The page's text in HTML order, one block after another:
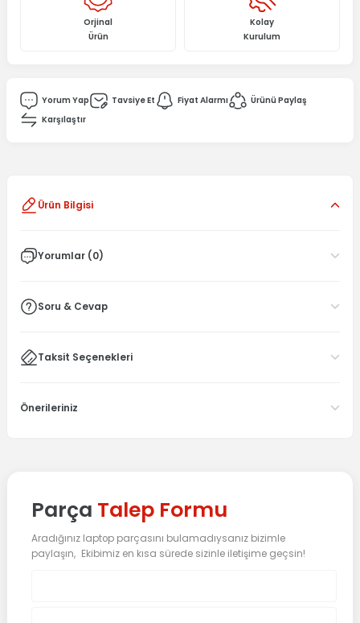
Orjinal
Ürün
Kolay
Kurulum
Yorum Yap Tavsiye Et Fiyat Alarmı
Ürünü Paylaş
Karşılaştır
Ürün Bilgisi
Yorumlar (0)
Soru & Cevap
Taksit Seçenekleri
Önerileriniz
Parça Talep Formu
Aradığınız laptop parçasını bulamadıysanız bizimle
paylaşın, Ekibimiz en kısa sürede sizinle iletişime geçsin!